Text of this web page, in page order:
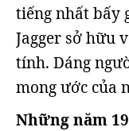
tiếng nhất bấy
Jagger sở hữu
tính. Dáng
mong ước của
Những năm